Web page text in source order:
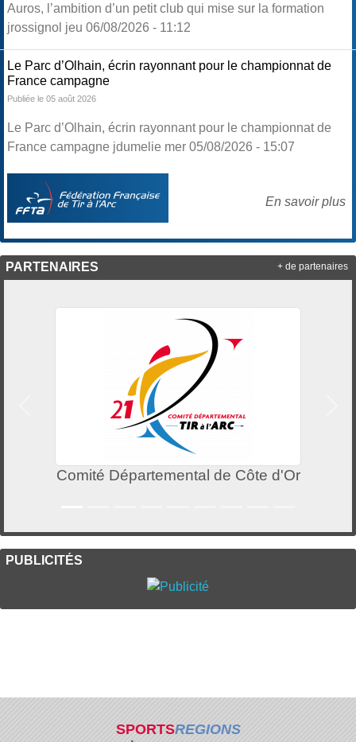
Auros, l’ambition d’un petit club qui mise sur la formation
jrossignol jeu 06/08/2026 - 11:12
Le Parc d’Olhain, écrin rayonnant pour le championnat de
France campagne
Publiée le 05 août 2026
Le Parc d’Olhain, écrin rayonnant pour le championnat de
France campagne jdumelie mer 05/08/2026 - 15:07
En savoir plus
PARTENAIRES
Comité Départemental de Côte d'Or
+ de partenaires
PUBLICITÉS
SPORTSREGIONS